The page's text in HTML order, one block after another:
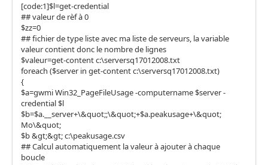
[code:1]$l=get-credential
## valeur de rèf à 0
$zz=0
## fichier de type liste avec ma liste de serveurs, la variable
valeur contient donc le nombre de lignes
$valeur=get-content c:\serversq17012008.txt
foreach ($server in get-content c:\serversq17012008.txt)
{
$a=gwmi Win32_PageFileUsage -computername $server -
credential $l
$b=$a.__server+\&quot;;\&quot;+$a.peakusage+\&quot;
Mo\&quot;
$b &gt;&gt; c:\peakusage.csv
## Calcul automatiquement la valeur à ajouter à chaque
boucle